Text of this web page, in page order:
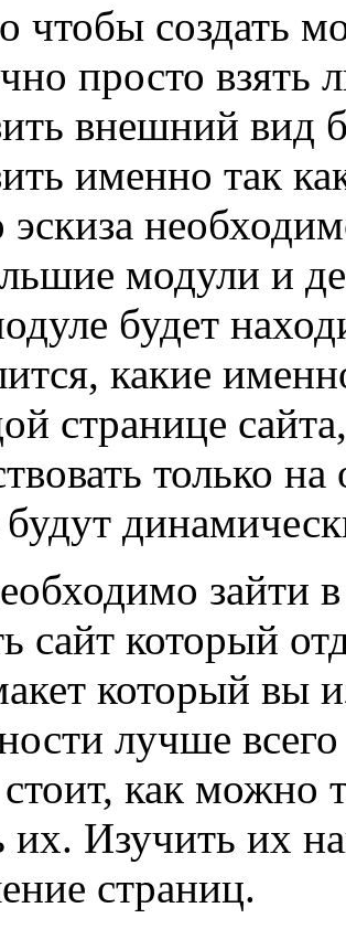
чтобы создать
просто взять
внешний вид
именно так
эскиза
модули и
будет
какие
странице
только
зайти
сайт который
который вы
лучше всего
как можно
их. Изучить их
страниц.